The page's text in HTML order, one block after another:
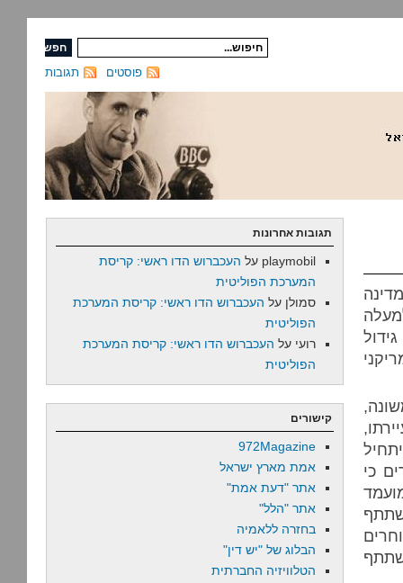
תגובות פוסטים
כי
להשתתף
תגובות אחרונות
playmobil על העכברוש הדו ראשי: קריסת
המערכת הפוליטית
סמולן על העכברוש הדו ראשי: קריסת המערכת
הפוליטית
רועי על העכברוש הדו ראשי: קריסת המערכת
הפוליטית
קישורים
972Magazine
אמת מארץ ישראל
אתר "דעת אמת"
אתר "הלל"
בחזרה ללאמיה
הבלוג של "יש דין"
הטלוויזיה החברתית